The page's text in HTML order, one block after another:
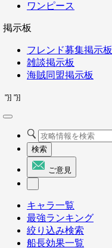
ワンピース
掲示板
フレンド募集掲示板
雑談掲示板
海賊同盟掲示板
"}] "}]
検索
ご意見
キャラ一覧
最強ランキング
絞り込み検索
船長効果一覧